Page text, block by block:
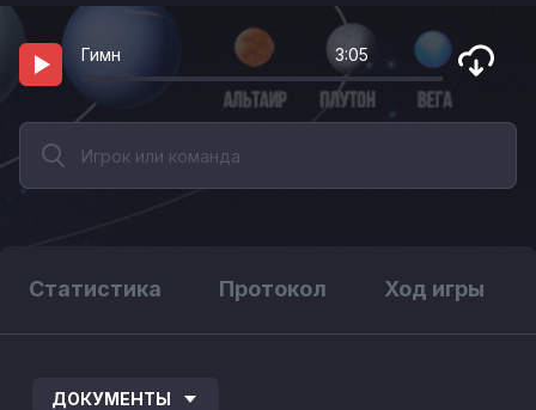
Гимн 3:05
Статистика Протокол Ход игры
ДОКУМЕНТЫ